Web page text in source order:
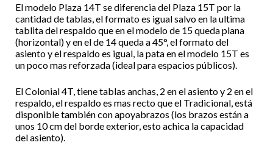
El modelo Plaza 14T se diferencia del Plaza 15T por la
cantidad de tablas, el formato es igual salvo en la ultima
tablita del respaldo que en el modelo de 15 queda plana
(horizontal) y en el de 14 queda a 45°, el formato del
asiento y el respaldo es igual, la pata en el modelo 15T es
un poco mas reforzada (ideal para espacios públicos).
El Colonial 4T, tiene tablas anchas, 2 en el asiento y 2 en el
respaldo, el respaldo es mas recto que el Tradicional, está
disponible también con apoyabrazos (los brazos están a
unos 10 cm del borde exterior, esto achica la capacidad
del asiento).